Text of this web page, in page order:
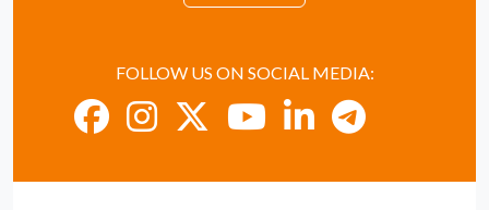
FOLLOW US ON SOCIAL MEDIA: